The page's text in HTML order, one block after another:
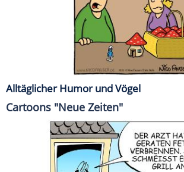
Alltäglicher Humor und Vögel
Cartoons "Neue Zeiten"